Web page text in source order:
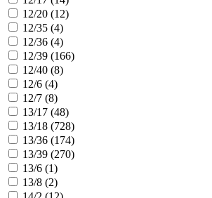
12/20 (12)
12/35 (4)
12/36 (4)
12/39 (166)
12/40 (8)
12/6 (4)
12/7 (8)
13/17 (48)
13/18 (728)
13/36 (174)
13/39 (270)
13/6 (1)
13/8 (2)